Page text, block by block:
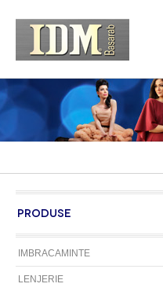
PRODUSE
IMBRACAMINTE
LENJERIE